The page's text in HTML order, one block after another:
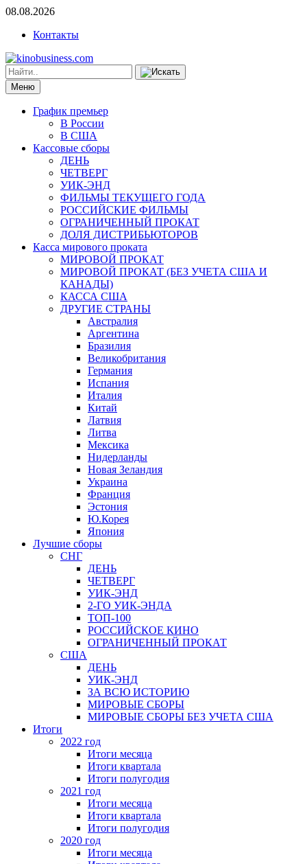
08.08.2026
Контакты
Меню
График премьер
В России
В США
Кассовые сборы
ДЕНЬ
ЧЕТВЕРГ
УИК-ЭНД
ФИЛЬМЫ ТЕКУЩЕГО ГОДА
РОССИЙСКИЕ ФИЛЬМЫ
ОГРАНИЧЕННЫЙ ПРОКАТ
ДОЛЯ ДИСТРИБЬЮТОРОВ
Касса мирового проката
МИРОВОЙ ПРОКАТ
МИРОВОЙ ПРОКАТ (БЕЗ УЧЕТА США И
КАНАДЫ)
КАССА США
ДРУГИЕ СТРАНЫ
Австралия
Аргентина
Бразилия
Великобритания
Германия
Испания
Италия
Китай
Латвия
Литва
Мексика
Нидерланды
Новая Зеландия
Украина
Франция
Эстония
Ю.Корея
Япония
Лучшие сборы
СНГ
ДЕНЬ
ЧЕТВЕРГ
УИК-ЭНД
2-ГО УИК-ЭНДА
ТОП-100
РОССИЙСКОЕ КИНО
ОГРАНИЧЕННЫЙ ПРОКАТ
США
ДЕНЬ
УИК-ЭНД
ЗА ВСЮ ИСТОРИЮ
МИРОВЫЕ СБОРЫ
МИРОВЫЕ СБОРЫ БЕЗ УЧЕТА США
Итоги
2022 год
Итоги месяца
Итоги квартала
Итоги полугодия
2021 год
Итоги месяца
Итоги квартала
Итоги полугодия
2020 год
Итоги месяца